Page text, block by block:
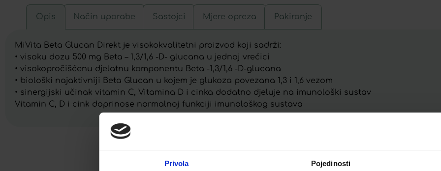
Privola Pojedinosti
Opis Način uporabe Sastojci Mjere opreza Pakiranje
MiVita Beta Glucan Direkt je visokokvalitetni proizvod koji sadrži:
• visoku dozu 500 mg Beta – 1,3/1,6 -D- glucana u jednoj vrećici
• visokopročišćenu djelatnu komponentu Beta -1,3/1,6 -D-glucana
• biološki najaktivniji Beta Glucan u kojem je glukoza povezana 1,3 i 1,6 vezom
• sinergijski učinak vitamin C, Vitamina D i cinka dodatno djeluje na imunološki sustav
Vitamin C, D i cink doprinose normalnoj funkciji imunološkog sustava